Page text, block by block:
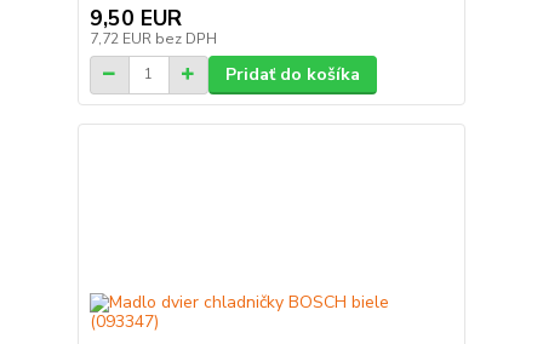
9,50 EUR
7,72 EUR bez DPH
Pridať do košíka